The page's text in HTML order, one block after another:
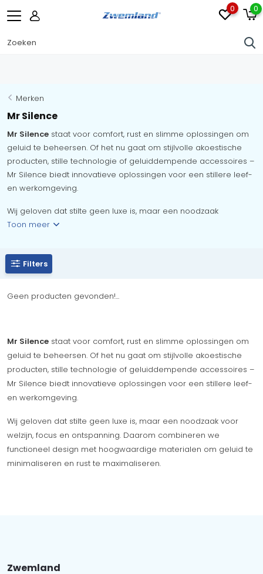
0 0
Merken
Mr Silence
Mr Silence staat voor comfort, rust en slimme oplossingen om
geluid te beheersen. Of het nu gaat om stijlvolle akoestische
producten, stille technologie of geluiddempende accessoires –
Mr Silence biedt innovatieve oplossingen voor een stillere leef-
en werkomgeving.
Wij geloven dat stilte geen luxe is, maar een noodzaak
Toon meer
Filters
Geen producten gevonden!...
Mr Silence staat voor comfort, rust en slimme oplossingen om
geluid te beheersen. Of het nu gaat om stijlvolle akoestische
producten, stille technologie of geluiddempende accessoires –
Mr Silence biedt innovatieve oplossingen voor een stillere leef-
en werkomgeving.
Wij geloven dat stilte geen luxe is, maar een noodzaak voor
welzijn, focus en ontspanning. Daarom combineren we
functioneel design met hoogwaardige materialen om geluid te
minimaliseren en rust te maximaliseren.
Zwemland